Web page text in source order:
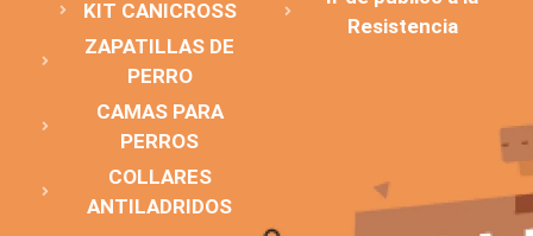
KIT CANICROSS
ZAPATILLAS DE
PERRO
CAMAS PARA
PERROS
COLLARES
ANTILADRIDOS
Resistencia